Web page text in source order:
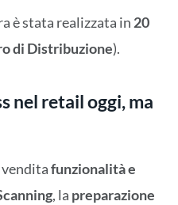
è stata realizzata in 20
di Distribuzione).
nel retail oggi, ma
funzionalità e
, la preparazione